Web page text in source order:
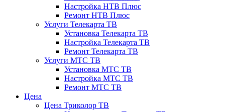
Настройка НТВ Плюс
Ремонт НТВ Плюс
Услуги Телекарта ТВ
Установка Телекарта ТВ
Настройка Телекарта ТВ
Ремонт Телекарта ТВ
Услуги МТС ТВ
Установка МТС ТВ
Настройка МТС ТВ
Ремонт МТС ТВ
Цена
Цена Триколор ТВ